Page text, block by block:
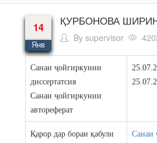
14
Янв
ҚУРБОНОВА
Bysupervisor
Санаи ҷойгиркунии
диссертатсия
Санаи ҷойгиркунии
автореферат
Қарор дар бораи қабули
Санаи